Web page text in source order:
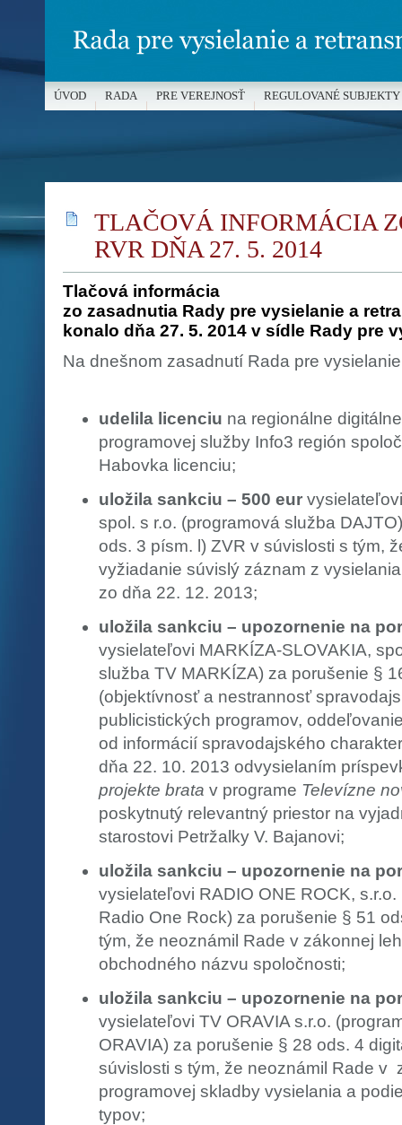
TLAČOVÁ INFORMÁCIA
RVR DŇA 27. 5. 2014
Tlačová informácia
zo zasadnutia Rady pre vysielanie a
konalo dňa 27. 5. 2014 v sídle Rady pre
Na dnešnom zasadnutí Rada pre
udelila licenciu na regionálne
programovej služby Info3 región
Habovka licenciu;
uložila sankciu – 500 eur
spol. s r.o. (programová služba
ods. 3 písm. l) ZVR v súvislosti s tým,
vyžiadanie súvislý záznam z
zo dňa 22. 12. 2013;
uložila sankciu – upozornenie na
vysielateľovi MARKÍZA-SLOVAKIA,
služba TV MARKÍZA) za porušenie §
(objektívnosť a nestrannosť
publicistických programov,
od informácií spravodajského
dňa 22. 10. 2013 odvysielaním
projekte brata v programe Televízne
poskytnutý relevantný priestor na
starostovi Petržalky V. Bajanovi;
uložila sankciu – upozornenie na
vysielateľovi RADIO ONE ROCK,
Radio One Rock) za porušenie § 51
tým, že neoznámil Rade v zákonnej
obchodného názvu spoločnosti;
uložila sankciu – upozornenie na
vysielateľovi TV ORAVIA s.r.o.
ORAVIA) za porušenie § 28 ods. 4
súvislosti s tým, že neoznámil Rade v
programovej skladby vysielania a
typov;
ÚVOD RADA PRE VEREJNOSŤ REGULOVANÉ SUBJEKTY